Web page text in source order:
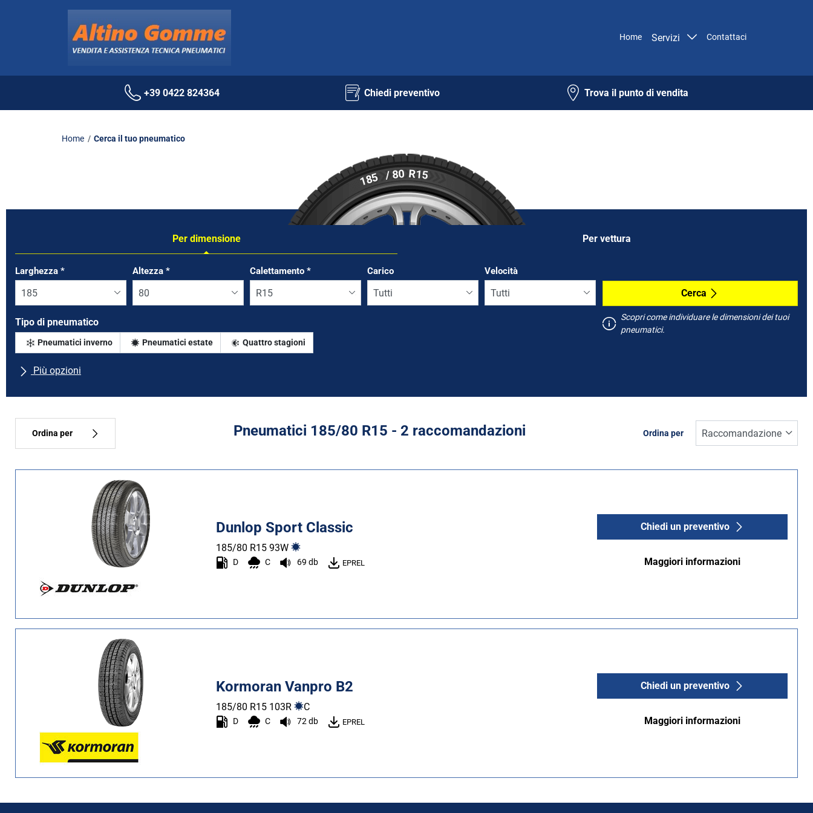
Home Servizi Contattaci
+39 0422 824364 Chiedi preventivo Trova il punto di vendita
Home Cerca il tuo pneumatico
185 / 80 R15
Per dimensione Per vettura
Tab updated: Per dimensione
Larghezza * Altezza* Calettamento* Carico Velocità
Tipo di pneumatico
Pneumatici inverno Pneumatici estate Quattro stagioni
Più opzioni
Cerca
Scopri come individuare le dimensioni dei tuoi
pneumatici.
Ordina per
Tutti i tipi (2)
Inverno (0)
Quattro stagioni (0)
Tutti i tipi (2)
Run flat
Runflat (0)
Non Run flat (2)
Pneumatici ‎185/80 R15 - 2 raccomandazioni Ordina per
Dunlop Sport Classic
185/80 R15 93W
D C 69 db EPREL
Chiedi un preventivo
Maggiori informazioni
Kormoran Vanpro B2
185/80 R15 103R C
D C 72 db EPREL
Chiedi un preventivo
Maggiori informazioni